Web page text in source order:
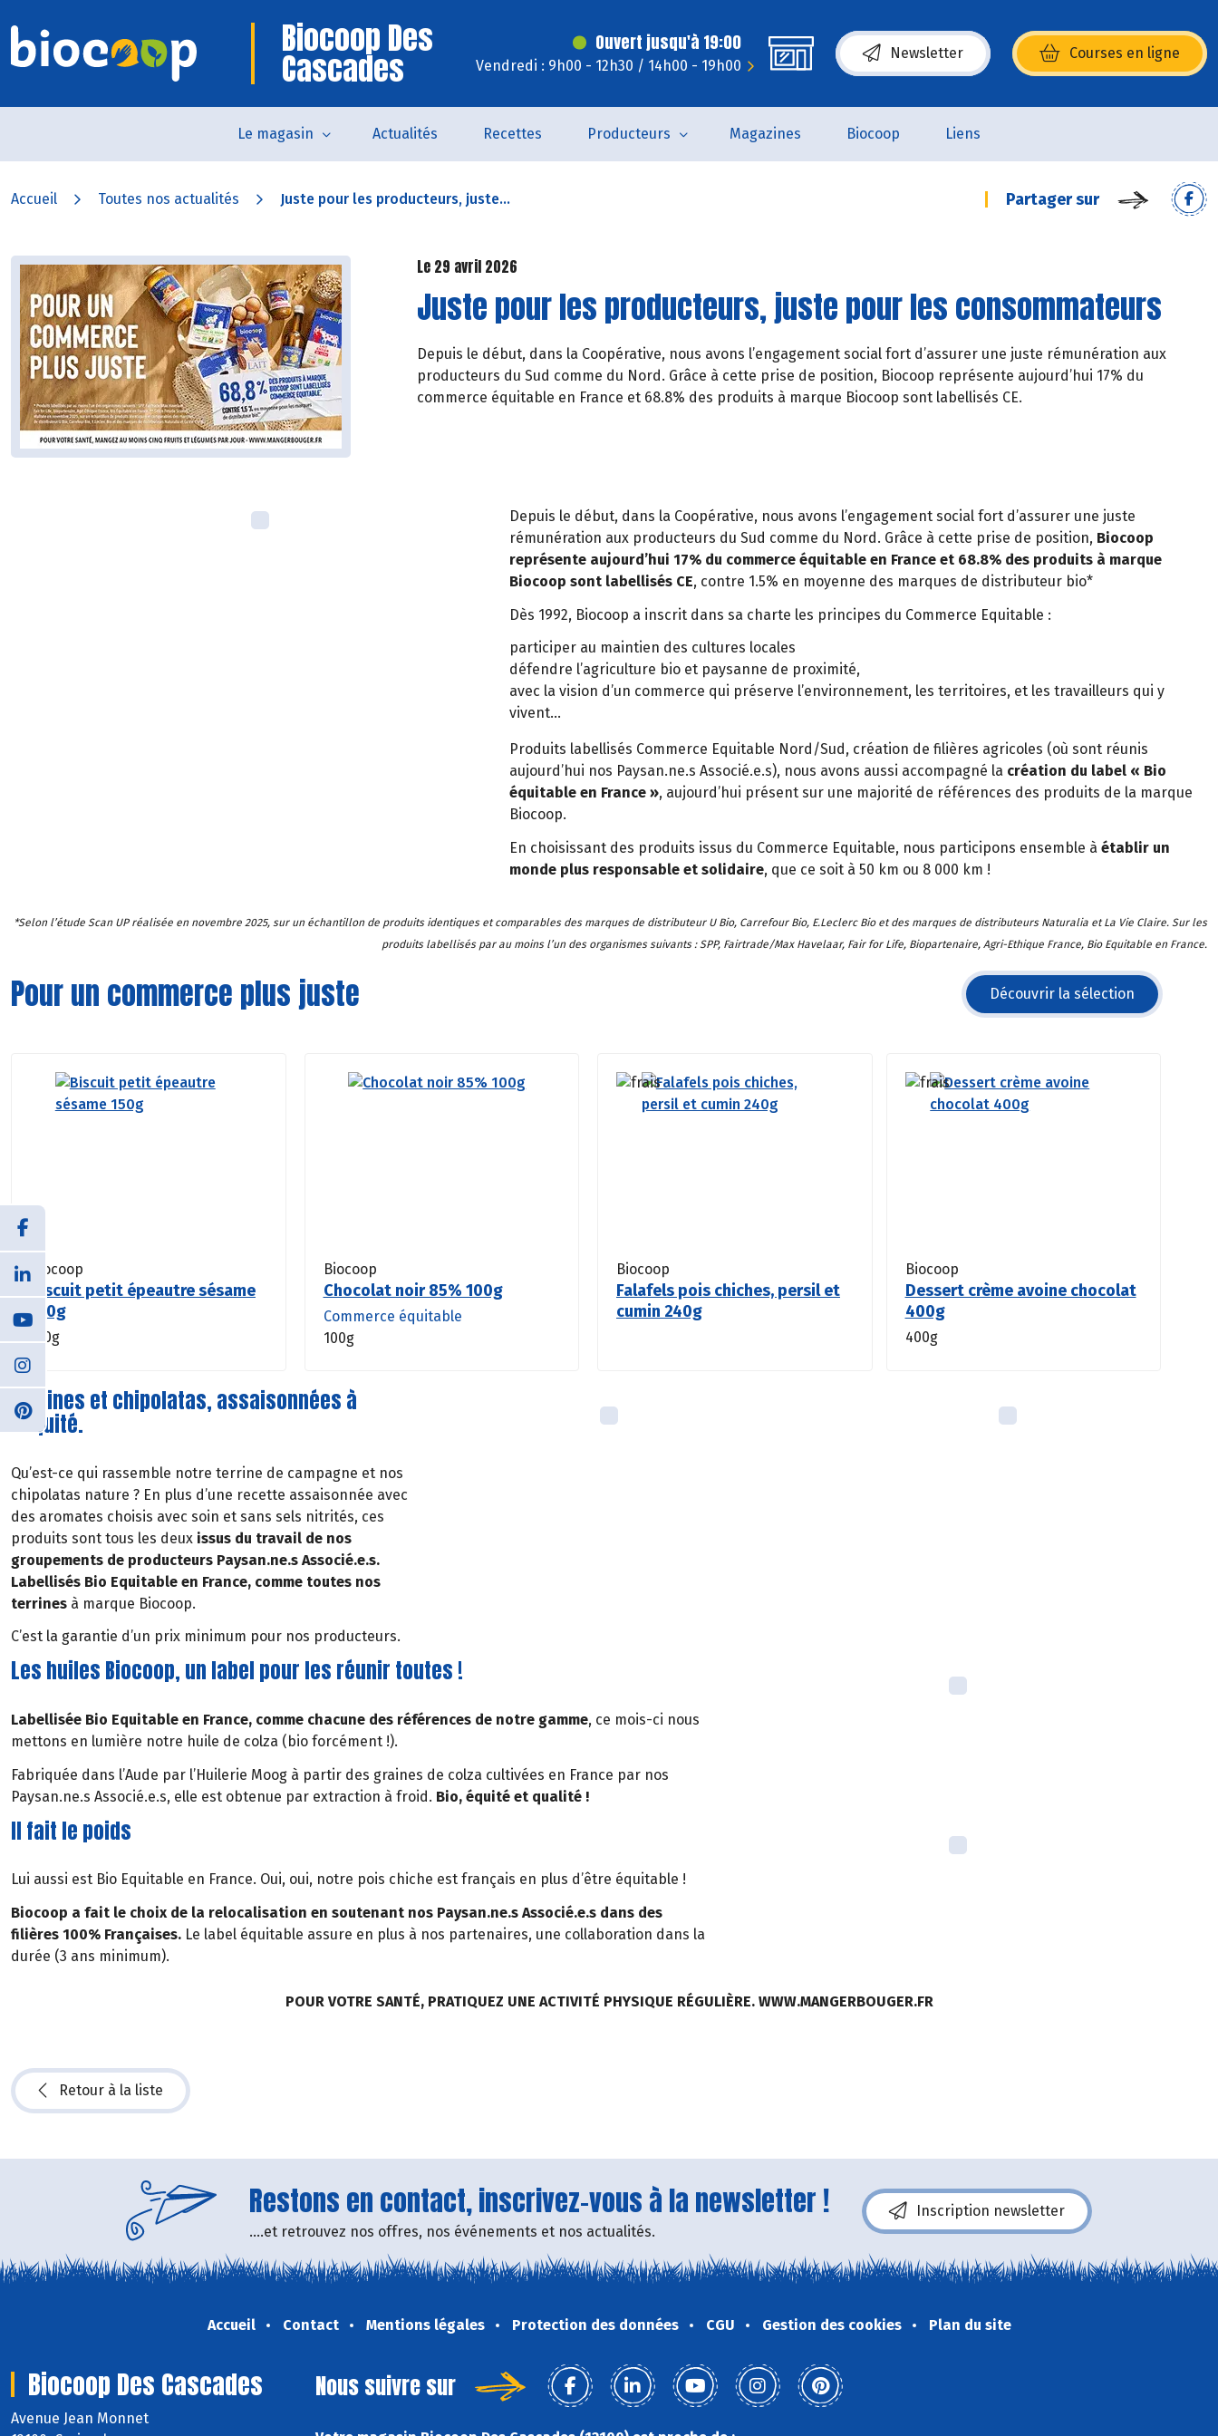
Biocoop Des
Cascades
Ouvert jusqu'à 19:00
Vendredi : 9h00 - 12h30 / 14h00 - 19h00
Newsletter Courses en ligne
(s’ouvre dans une nouvelle fenêtre)
Le magasin Actualités Recettes Producteurs Magazines Biocoop Liens
Accueil Toutes nos actualités Juste pour les producteurs, juste... Partager sur
Le 29 avril 2026
Juste pour les producteurs, juste pour les consommateurs
Depuis le début, dans la Coopérative, nous avons l’engagement social fort d’assurer une juste rémunération aux
producteurs du Sud comme du Nord. Grâce à cette prise de position, Biocoop représente aujourd’hui 17% du
commerce équitable en France et 68.8% des produits à marque Biocoop sont labellisés CE.
Depuis le début, dans la Coopérative, nous avons l’engagement social fort d’assurer une juste
rémunération aux producteurs du Sud comme du Nord. Grâce à cette prise de position, Biocoop
représente aujourd’hui 17% du commerce équitable en France et 68.8% des produits à marque
Biocoop sont labellisés CE, contre 1.5% en moyenne des marques de distributeur bio*
Dès 1992, Biocoop a inscrit dans sa charte les principes du Commerce Equitable :
participer au maintien des cultures locales
défendre l’agriculture bio et paysanne de proximité,
avec la vision d’un commerce qui préserve l’environnement, les territoires, et les travailleurs qui y
vivent…
Produits labellisés Commerce Equitable Nord/Sud, création de filières agricoles (où sont réunis
aujourd’hui nos Paysan.ne.s Associé.e.s), nous avons aussi accompagné la création du label « Bio
équitable en France », aujourd’hui présent sur une majorité de références des produits de la marque
Biocoop.
En choisissant des produits issus du Commerce Equitable, nous participons ensemble à établir un
monde plus responsable et solidaire, que ce soit à 50 km ou 8 000 km !
*Selon l’étude Scan UP réalisée en novembre 2025, sur un échantillon de produits identiques et comparables des marques de distributeur U Bio, Carrefour Bio, E.Leclerc Bio et des marques de distributeurs Naturalia et La Vie Claire. Sur les
produits labellisés par au moins l’un des organismes suivants : SPP, Fairtrade/Max Havelaar, Fair for Life, Biopartenaire, Agri-Ethique France, Bio Equitable en France.
Pour un commerce plus juste Découvrir la sélection
Biocoop
Biscuit petit épeautre sésame
150g
150g
Biocoop
Chocolat noir 85% 100g
Commerce équitable
100g
Biocoop
Falafels pois chiches, persil et
cumin 240g
Biocoop
Dessert crème avoine chocolat
400g
400g
Terrines et chipolatas, assaisonnées à
l’équité.
Qu’est-ce qui rassemble notre terrine de campagne et nos
chipolatas nature ? En plus d’une recette assaisonnée avec
des aromates choisis avec soin et sans sels nitrités, ces
produits sont tous les deux issus du travail de nos
groupements de producteurs Paysan.ne.s Associé.e.s.
Labellisés Bio Equitable en France, comme toutes nos
terrines à marque Biocoop.
C’est la garantie d’un prix minimum pour nos producteurs.
Les huiles Biocoop, un label pour les réunir toutes !
Labellisée Bio Equitable en France, comme chacune des références de notre gamme, ce mois-ci nous
mettons en lumière notre huile de colza (bio forcément !).
Fabriquée dans l’Aude par l’Huilerie Moog à partir des graines de colza cultivées en France par nos
Paysan.ne.s Associé.e.s, elle est obtenue par extraction à froid. Bio, équité et qualité !
Il fait le poids
Lui aussi est Bio Equitable en France. Oui, oui, notre pois chiche est français en plus d’être équitable !
Biocoop a fait le choix de la relocalisation en soutenant nos Paysan.ne.s Associé.e.s dans des
filières 100% Françaises. Le label équitable assure en plus à nos partenaires, une collaboration dans la
durée (3 ans minimum).
POUR VOTRE SANTÉ, PRATIQUEZ UNE ACTIVITÉ PHYSIQUE RÉGULIÈRE. WWW.MANGERBOUGER.FR
Retour à la liste
Restons en contact, inscrivez-vous à la newsletter !
....et retrouvez nos offres, nos événements et nos actualités.
Inscription newsletter
Accueil Contact Mentions légales Protection des données CGU Gestion des cookies Plan du site
Biocoop Des Cascades
Avenue Jean Monnet
Nous suivre sur